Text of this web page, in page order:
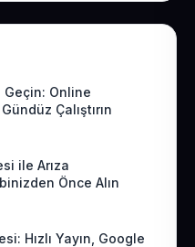
Geçin: Online
Çalıştırın
ile Arıza
Önce Alın
Hızlı Yayın, Google